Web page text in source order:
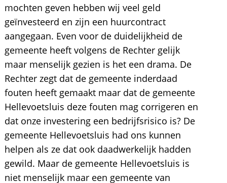
mochten geven hebben wij veel geld
geïnvesteerd en zijn een huurcontract
aangegaan. Even voor de duidelijkheid de
gemeente heeft volgens de Rechter gelijk
maar menselijk gezien is het een drama. De
Rechter zegt dat de gemeente inderdaad
fouten heeft gemaakt maar dat de gemeente
Hellevoetsluis deze fouten mag corrigeren en
dat onze investering een bedrijfsrisico is? De
gemeente Hellevoetsluis had ons kunnen
helpen als ze dat ook daadwerkelijk hadden
gewild. Maar de gemeente Hellevoetsluis is
niet menselijk maar een gemeente van